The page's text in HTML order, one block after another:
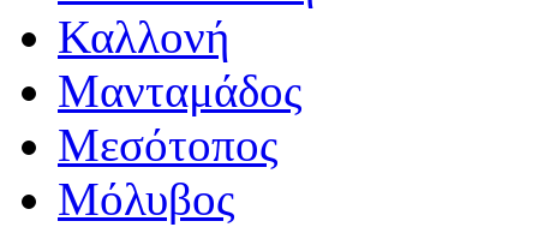
Καλλονή
Μανταμάδος
Μεσότοπος
Μόλυβος